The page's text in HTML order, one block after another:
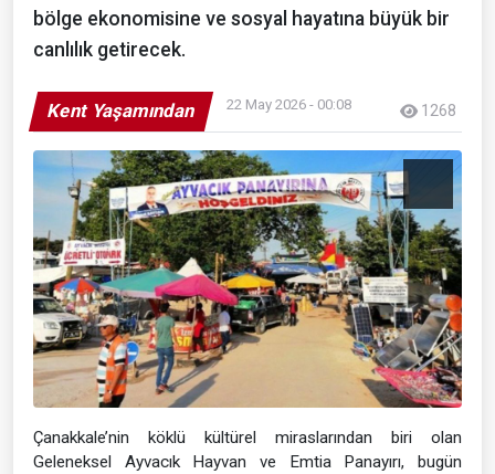
bölge ekonomisine ve sosyal hayatına büyük bir
canlılık getirecek.
Kent Yaşamından 22 May 2026 - 00:08 1268
Çanakkale’nin köklü kültürel miraslarından biri olan
Geleneksel Ayvacık Hayvan ve Emtia Panayırı, bugün